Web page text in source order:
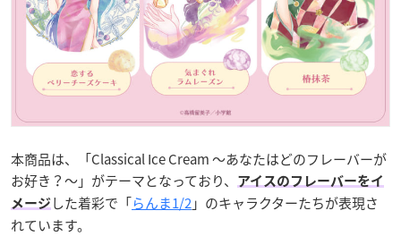
本商品は、「Classical Ice Cream ～あなたはどのフレーバーが
お好き？～」がテーマとなっており、
アイスのフレーバーをイ
メージ した着彩で「らんま1/2」のキャラクターたちが表現さ
れています。